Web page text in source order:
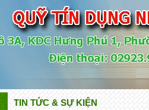
TIN TỨC & SỰ KIỆN